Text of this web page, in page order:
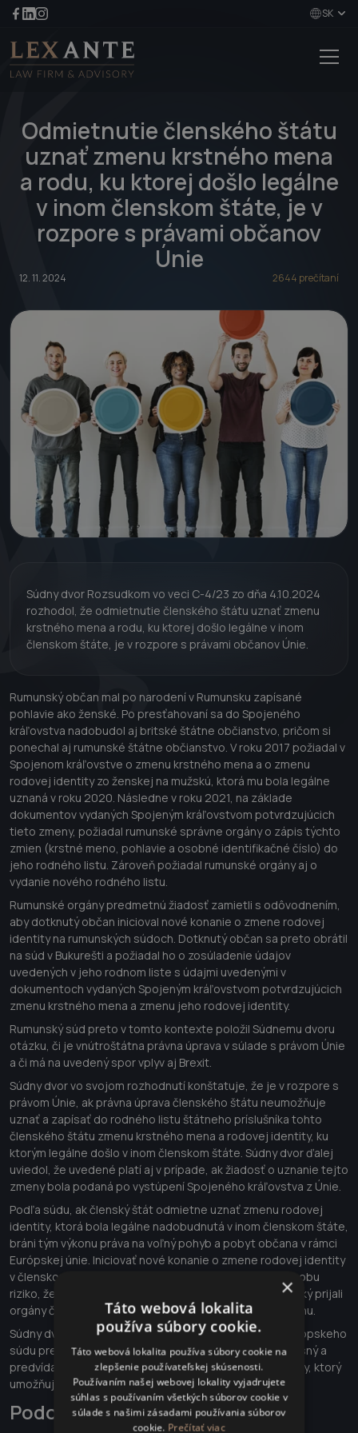
SK
Odmietnutie členského štátu
uznať zmenu krstného mena
a rodu, ku ktorej došlo legálne
v inom členskom štáte, je v
rozpore s právami občanov
Únie
12. 11. 2024 2644 prečítaní
Súdny dvor Rozsudkom vo veci C-4/23 zo dňa 4.10.2024
rozhodol, že odmietnutie členského štátu uznať zmenu
krstného mena a rodu, ku ktorej došlo legálne v inom
členskom štáte, je v rozpore s právami občanov Únie.
Rumunský občan mal po narodení v Rumunsku zapísané
pohlavie ako ženské. Po presťahovaní sa do Spojeného
kráľovstva nadobudol aj britské štátne občianstvo, pričom si
ponechal aj rumunské štátne občianstvo. V roku 2017 požiadal v
Spojenom kráľovstve o zmenu krstného mena a o zmenu
rodovej identity zo ženskej na mužskú, ktorá mu bola legálne
uznaná v roku 2020. Následne v roku 2021, na základe
dokumentov vydaných Spojeným kráľovstvom potvrdzujúcich
tieto zmeny, požiadal rumunské správne orgány o zápis týchto
zmien (krstné meno, pohlavie a osobné identifikačné číslo) do
jeho rodného listu. Zároveň požiadal rumunské orgány aj o
vydanie nového rodného listu.
Rumunské orgány predmetnú žiadosť zamietli s odôvodnením,
aby dotknutý občan inicioval nové konanie o zmene rodovej
identity na rumunských súdoch. Dotknutý občan sa preto obrátil
na súd v Bukurešti a požiadal ho o zosúladenie údajov
uvedených v jeho rodnom liste s údajmi uvedenými v
dokumentoch vydaných Spojeným kráľovstvom potvrdzujúcich
zmenu krstného mena a zmenu jeho rodovej identity.
Rumunský súd preto v tomto kontexte položil Súdnemu dvoru
otázku, či je vnútroštátna právna úprava v súlade s právom Únie
a či má na uvedený spor vplyv aj Brexit.
Súdny dvor vo svojom rozhodnutí konštatuje, že je v rozpore s
právom Únie, ak právna úprava členského štátu neumožňuje
uznať a zapísať do rodného listu štátneho príslušníka tohto
členského štátu zmenu krstného mena a rodovej identity, ku
ktorým legálne došlo v inom členskom štáte. Súdny dvor ďalej
uviedol, že uvedené platí aj v prípade, ak žiadosť o uznanie tejto
zmeny bola podaná po vystúpení Spojeného kráľovstva z Únie.
Podľa súdu, ak členský štát odmietne uznať zmenu rodovej
identity, ktorá bola legálne nadobudnutá v inom členskom štáte,
bráni tým výkonu práva na voľný pohyb a pobyt občana v rámci
Európskej únie. Iniciovať nové konanie o zmene rodovej identity
v členskom štáte pôvodu predstavuje pre dotknutú osobu
riziko, že nové konanie dospeje k inému výsledku, než aký prijali
orgány členského štátu, ktoré legálne povolili túto zmenu.
Súdny dvor ďalej pripomenul, že v zmysle judikatúry Európskeho
súdu pre ľudské práva sú členské štáty povinné určiť jasný a
predvídateľný postup právneho uznania rodovej identity, ktorý
umožňuje zmenu pohlavia.
Podobné články
×
Táto webová lokalita
používa súbory cookie.
Táto webová lokalita používa súbory cookie na
zlepšenie používateľskej skúsenosti.
Používaním našej webovej lokality vyjadrujete
súhlas s používaním všetkých súborov cookie v
súlade s našimi zásadami používania súborov
cookie. Prečítať viac